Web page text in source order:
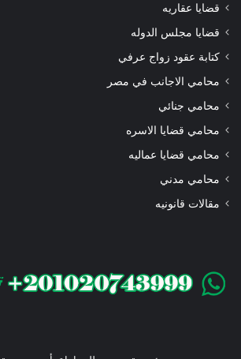
قضايا عقاريه
قضايا مجلس الدوله
كتابة عقود زواج عرفي
محامي الاجانب في مصر
محامي جنائي
محامي قضايا الاسره
محامي قضايا عماليه
محامي مدني
مقالات قانونيه